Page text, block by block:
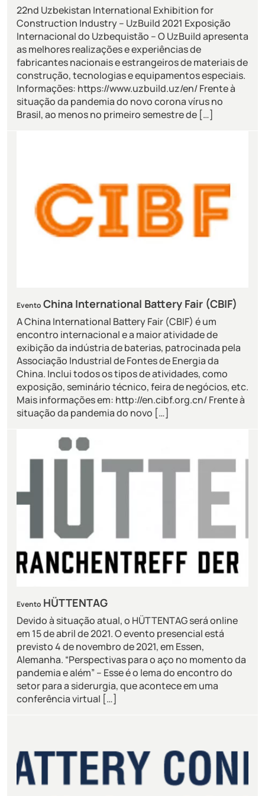
22nd Uzbekistan International Exhibition for
Construction Industry – UzBuild 2021 Exposição
Internacional do Uzbequistão – O UzBuild apresenta
as melhores realizações e experiências de
fabricantes nacionais e estrangeiros de materiais de
construção, tecnologias e equipamentos especiais.
Informações: https://www.uzbuild.uz/en/ Frente à
situação da pandemia do novo corona vírus no
Brasil, ao menos no primeiro semestre de […]
Evento China International Battery Fair (CBIF)
A China International Battery Fair (CBIF) é um
encontro internacional e a maior atividade de
exibição da indústria de baterias, patrocinada pela
Associação Industrial de Fontes de Energia da
China. Inclui todos os tipos de atividades, como
exposição, seminário técnico, feira de negócios, etc.
Mais informações em: http://en.cibf.org.cn/ Frente à
situação da pandemia do novo […]
Evento HÜTTENTAG
Devido à situação atual, o HÜTTENTAG será online
em 15 de abril de 2021. O evento presencial está
previsto 4 de novembro de 2021, em Essen,
Alemanha. “Perspectivas para o aço no momento da
pandemia e além” – Esse é o lema do encontro do
setor para a siderurgia, que acontece em uma
conferência virtual […]